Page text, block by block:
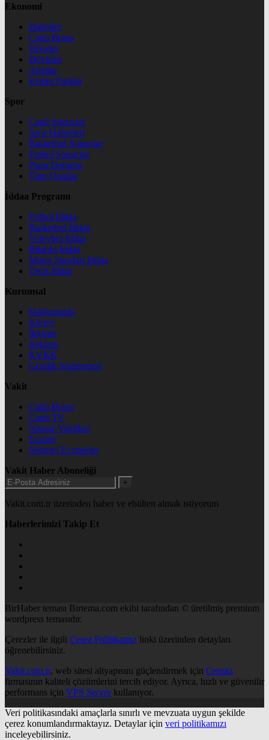
Ekonomi
Haberler
Canlı Borsa
Hisseler
Dövizler
Altınlar
Kripto Paralar
Spor
Canlı Sonuçlar
Spor Haberleri
Basketbol Sonuçlar
Futbol Sonuçlar
Puan Durumu
Tüm Oranlar
İddaa Programı
Futbol İddaa
Basketbol İddaa
Voleybol İddaa
Bilardo İddaa
Motor Sporları İddaa
Tenis İddaa
Kurumsal
Hakkımızda
Künye
İletişim
Reklam
KVKK
Gizlilik Sözleşmesi
Vakit
Canlı Borsa
Canlı TV
Namaz Vakitleri
Eczane
Nöbetçi Eczaneler
Vakit Haber Aboneliği
+
Vakit.com.tr üzerinden haber ve ebülten almak istiyorum
Haberlerimizi Takip Et
BirHaber teması Birtema.com ekibi tarafından © üretilmiş premium
wordpress temasıdır.
Çerezler ile ilgili Çerez Politikamız linki üzerinden detayları
öğrenebilirsiniz.
Vakit.com.tr, web sitesi altyapısını güçlendirmek için Cenuta
firmasının kaliteli çözümlerini tercih ediyor. Ayrıca, hızlı ve güvenilir
performans için VPS Serverkullanıyor.
Veri politikasındaki amaçlarla sınırlı ve mevzuata uygun şekilde
çerez konumlandırmaktayız. Detaylar için veri politikamızı
inceleyebilirsiniz.